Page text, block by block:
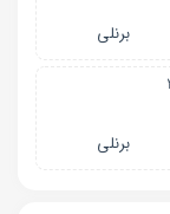
برنلی
برنلی